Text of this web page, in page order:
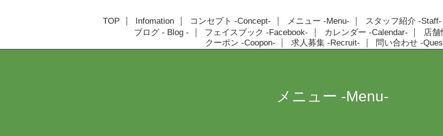
TOP Infomation コンセプト -Concept- メニュー -Menu-
スタッフ紹介 -Staff-
ブログ - Blog -
フェイスブック -Facebook- カレンダー -Calendar-
店
クーポン -Coopon-
求人募集 -Recruit- 問い合わせ -
メニュー -Menu-